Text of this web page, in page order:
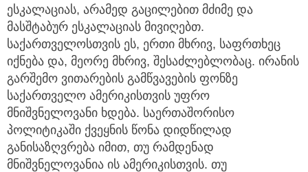
ესკალაციას, არამედ გაცილებით მძიმე და
მასშტაბურ ესკალაციას მივიღებთ.
საქართველოსთვის ეს, ერთი მხრივ, საფრთხეც
იქნება და, მეორე მხრივ, შესაძლებლობაც. ირანის
გარშემო ვითარების გამწვავების ფონზე
საქართველო ამერიკისთვის უფრო
მნიშვნელოვანი ხდება. საერთაშორისო
პოლიტიკაში ქვეყნის წონა დიდწილად
განისაზღვრება იმით, თუ რამდენად
მნიშვნელოვანია ის ამერიკისთვის. თუ